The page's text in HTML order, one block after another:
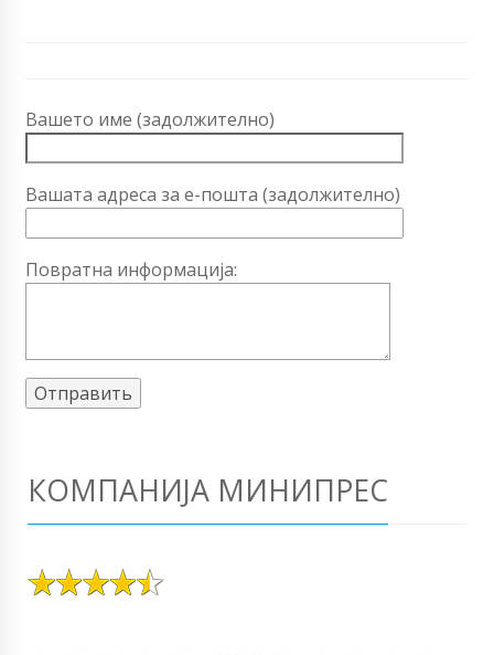
Вашето име (задолжително)
Вашата адреса за е-пошта (задолжително)
Повратна информација:
КОМПАНИЈА МИНИПРЕС